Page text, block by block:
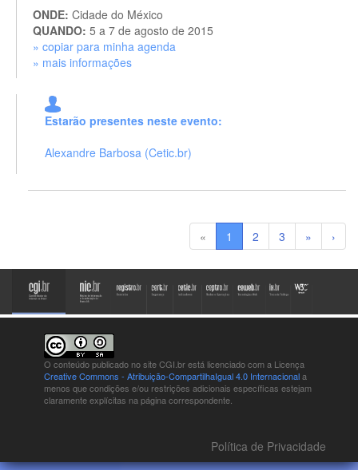
ONDE: Cidade do México
QUANDO: 5 a 7 de agosto de 2015
» copiar para minha agenda
» mais informações
Estarão presentes neste evento:
Alexandre Barbosa (Cetic.br)
« 1 2 3 » ›
O conteúdo publicado no site CGI.br está licenciado com a Licença
Creative Commons - Atribuição-CompartilhaIgual 4.0 Internacionala
menos que condições e/ou restrições adicionais específicas estejam
claramente explícitas na página correspondente.
Política de Privacidade